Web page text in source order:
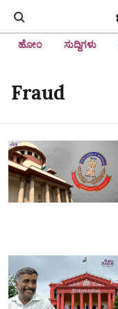
ಹೋಂ ಸುದ್ದಿಗಳು
Fraud